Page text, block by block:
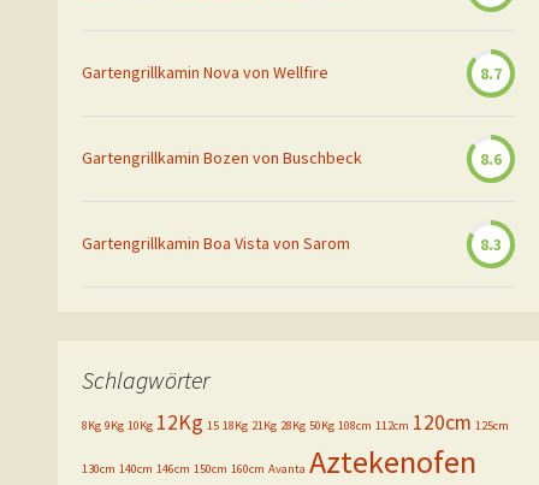
Gartengrillkamin Nova von Wellfire 8.7
Gartengrillkamin Bozen von Buschbeck 8.6
Gartengrillkamin Boa Vista von Sarom 8.3
Schlagwörter
8Kg 9Kg 10Kg 12Kg 15 18Kg 21Kg 28Kg 50Kg 108cm 112cm 120cm 125cm
130cm 140cm 146cm 150cm 160cm Avanta Aztekenofen